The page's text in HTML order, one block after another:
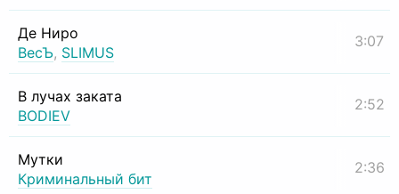
Де Ниро
ВесЪ, SLIMUS
3:07
В лучах заката
BODIEV
2:52
Мутки
Криминальный бит
2:36